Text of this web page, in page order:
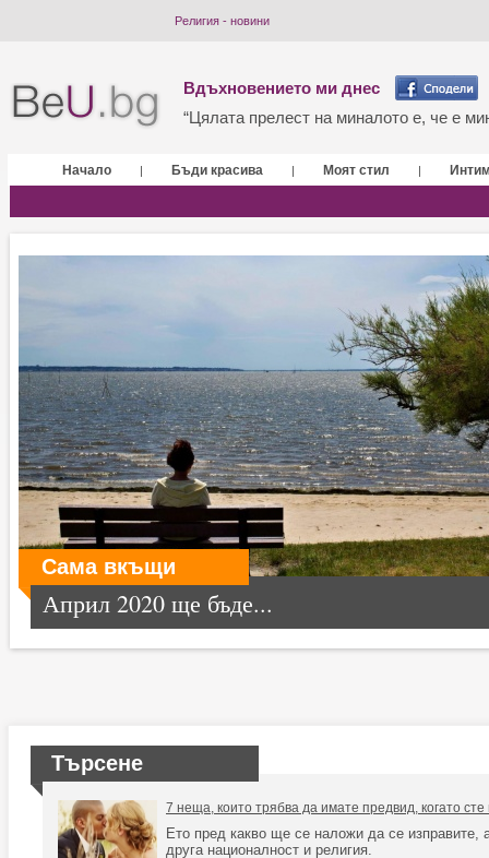
Религия - новини
Вдъхновението ми днес
“Цялата прелест на миналото е, че е
Начало | Бъди красива | Моят стил |
Сама вкъщи
Април 2020 ще бъде...
Търсене
7 неща, които трябва да имате предвид, когато
Ето пред какво ще се наложи да се изправите,
друга националност и религия.